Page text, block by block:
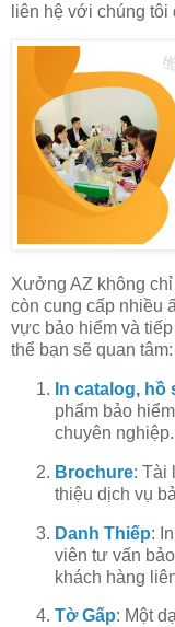
liên hệ với chúng
Xưởng AZ không
còn cung cấp nhiều
vực bảo hiểm và
thể bạn sẽ quan tâm:
In catalog, hồ
phẩm bảo
chuyên nghiệp.
Brochure: Tài
thiệu dịch vụ
Danh Thiếp:
viên tư vấn
khách hàng
Tờ Gấp: Một